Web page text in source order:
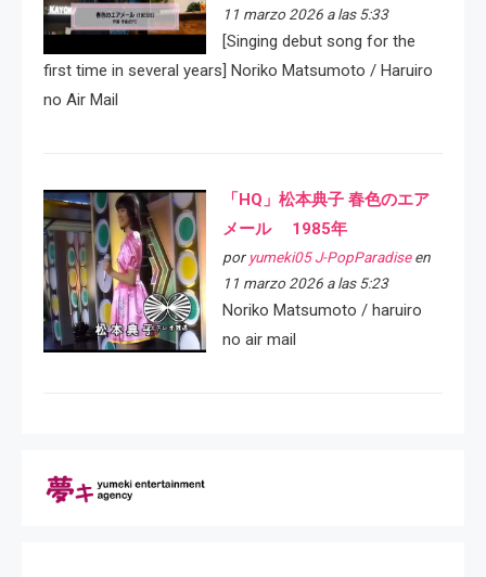
11 marzo 2026 a las 5:33
[Singing debut song for the
first time in several years] Noriko Matsumoto / Haruiro
no Air Mail
「HQ」松本典子 春色のエア
メール 1985年
por yumeki05 J-PopParadiseen
11 marzo 2026 a las 5:23
Noriko Matsumoto / haruiro
no air mail